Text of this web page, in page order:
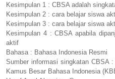
Kesimpulan 1 : CBSA adalah
Kesimpulan 2 : cara belajar siswa
Kesimpulan 3 : cara belajar siswa
Kesimpulan 4 : CBSA apabila
aktif
Bahasa : Bahasa Indonesia Resmi
Sumber informasi singkatan CBSA
Kamus Besar Bahasa Indonesia